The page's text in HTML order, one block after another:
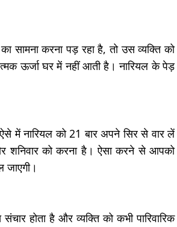
सामना करना पड़ रहा है, तो उस व्यक्ति को
ऊर्जा घर में नहीं आती है। नारियल के पेड़
में नारियल को 21 बार अपने सिर से वार लें
शनिवार को करना है। ऐसा करने से आपको
जाएगी।
होता है और व्यक्ति को कभी पारिवारिक